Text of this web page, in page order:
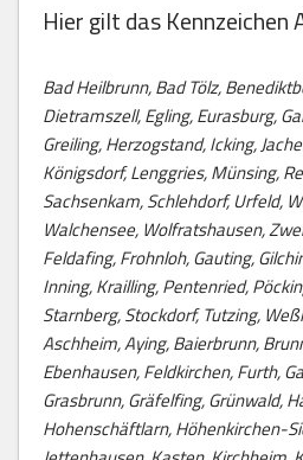
Hier gilt das Kennzeichen
Bad Heilbrunn, Bad Tölz,
Dietramszell, Egling, Eurasburg,
Greiling, Herzogstand, Icking,
Königsdorf, Lenggries, Münsing,
Sachsenkam, Schlehdorf, Urfeld,
Walchensee, Wolfratshausen,
Feldafing, Frohnloh, Gauting,
Inning, Krailling, Pentenried,
Starnberg, Stockdorf, Tutzing,
Aschheim, Aying, Baierbrunn,
Ebenhausen, Feldkirchen, Furth,
Grasbrunn, Gräfelfing, Grünwald,
Hohenschäftlarn, Höhenkirchen-